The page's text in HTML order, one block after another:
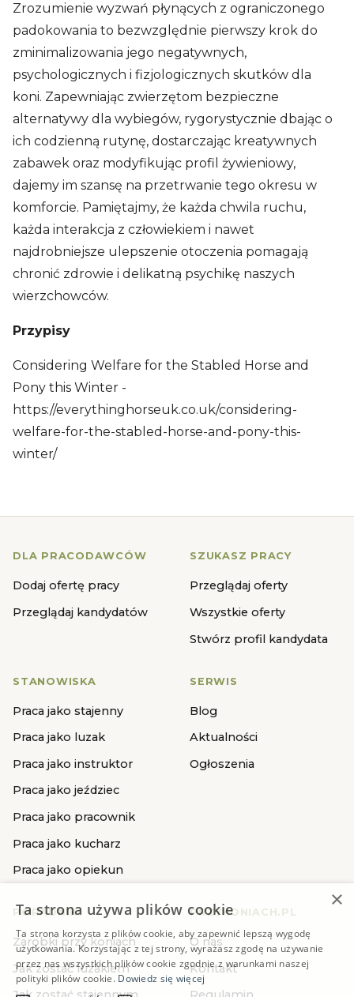
Zrozumienie wyzwań płynących z ograniczonego
padokowania to bezwzględnie pierwszy krok do
zminimalizowania jego negatywnych,
psychologicznych i fizjologicznych skutków dla
koni. Zapewniając zwierzętom bezpieczne
alternatywy dla wybiegów, rygorystycznie dbając o
ich codzienną rutynę, dostarczając kreatywnych
zabawek oraz modyfikując profil żywieniowy,
dajemy im szansę na przetrwanie tego okresu w
komforcie. Pamiętajmy, że każda chwila ruchu,
każda interakcja z człowiekiem i nawet
najdrobniejsze ulepszenie otoczenia pomagają
chronić zdrowie i delikatną psychikę naszych
wierzchowców.
Przypisy
Considering Welfare for the Stabled Horse and
Pony this Winter -
https://everythinghorseuk.co.uk/considering-
welfare-for-the-stabled-horse-and-pony-this-
winter/
DLA PRACODAWCÓW
Dodaj ofertę pracy
Przeglądaj kandydatów
SZUKASZ PRACY
Przeglądaj oferty
Wszystkie oferty
Stwórz profil kandydata
STANOWISKA
Praca jako stajenny
Praca jako luzak
Praca jako instruktor
Praca jako jeździec
Praca jako pracownik
Praca jako kucharz
Praca jako opiekun
SERWIS
Blog
Aktualności
Ogłoszenia
PORADNIKI
Zarobki przy koniach
Jak zostać luzakiem
PRZYKONIACH.PL
O nas
Kontakt
×
Ta strona używa plików cookie
Ta strona korzysta z plików cookie, aby zapewnić lepszą wygodę
użytkowania. Korzystając z tej strony, wyrażasz zgodę na używanie
przez nas wszystkich plików cookie zgodnie z warunkami naszej
polityki plików cookie. Dowiedz się więcej